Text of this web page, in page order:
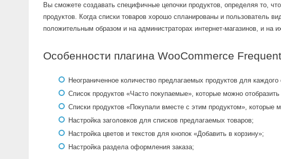
Вы сможете создавать специфичные цепочки продуктов, определяя то,
продуктов. Когда списки товаров хорошо спланированы и пользователь
положительным образом и на администраторах интернет-магазинов, и на
Особенности плагина WooCommerce
Неограниченное количество предлагаемых продуктов для каждого
Список продуктов «Часто покупаемые», которые можно
Списки продуктов «Покупали вместе с этим продуктом», которые
Настройка заголовков для списков предлагаемых товаров;
Настройка цветов и текстов для кнопок «Добавить в корзину»;
Настройка раздела оформления заказа;